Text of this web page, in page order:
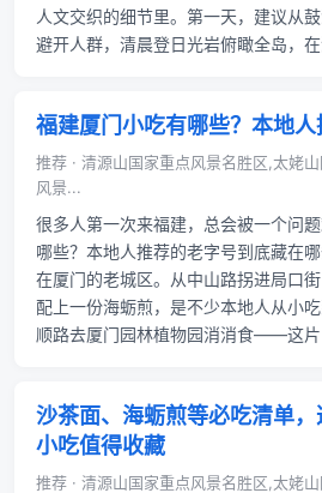
人文交织的细节里。第一天，建议从
避开人群，清晨登日光岩俯瞰全岛，
福建厦门小吃有哪些？本地
推荐 · 清源山国家重点风景名胜区,太姥
风景...
很多人第一次来福建，总会被一个问
哪些？本地人推荐的老字号到底藏在
在厦门的老城区。从中山路拐进局口
配上一份海蛎煎，是不少本地人从小
顺路去厦门园林植物园消消食——这
沙茶面、海蛎煎等必吃清单
小吃值得收藏
推荐 · 清源山国家重点风景名胜区,太姥